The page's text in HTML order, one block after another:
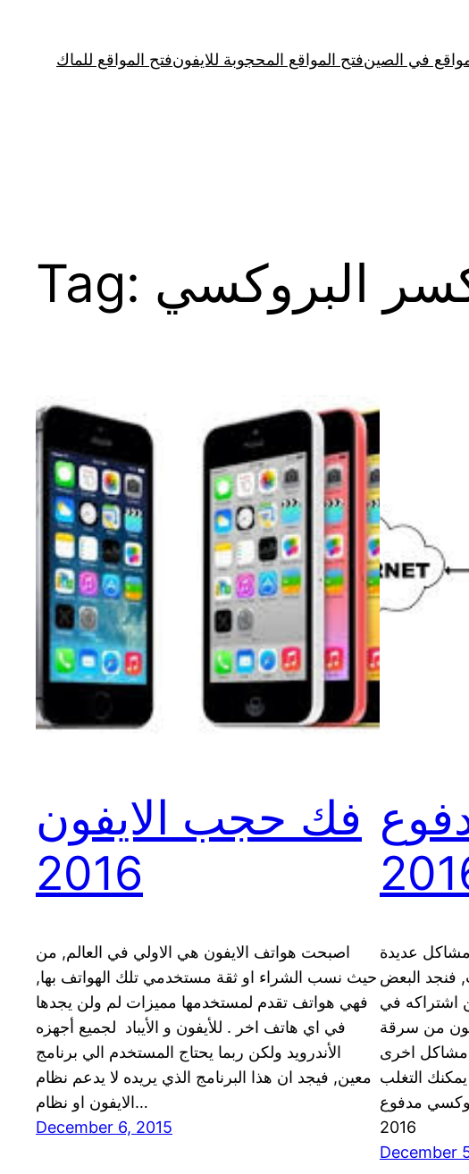
contentفتح المواقع للماكفتح المواقع المحجوبة للايفونفي الصين
Tag: البروكسي
فك حجب الايفون
2016
اصبحت هواتف الايفون هي الاولي في العالم, من
حيث نسب الشراء او ثقة مستخدمي تلك الهواتف بها,
فهي هواتف تقدم لمستخدمها مميزات لم ولن يجدها
في اي هاتف اخر . للأيفون و الأيباد لجميع أجهزه
الأندرويد ولكن ربما يحتاج المستخدم الي برنامج
معين, فيجد ان هذا البرنامج الذي يريده لا يدعم نظام
الايفون او نظام…
December 6, 2015
مشاكل عديدة
فنجد البعض
اشتراكه في
من سرقة
مشاكل اخرى
التغلب
مدفوع
2016
December